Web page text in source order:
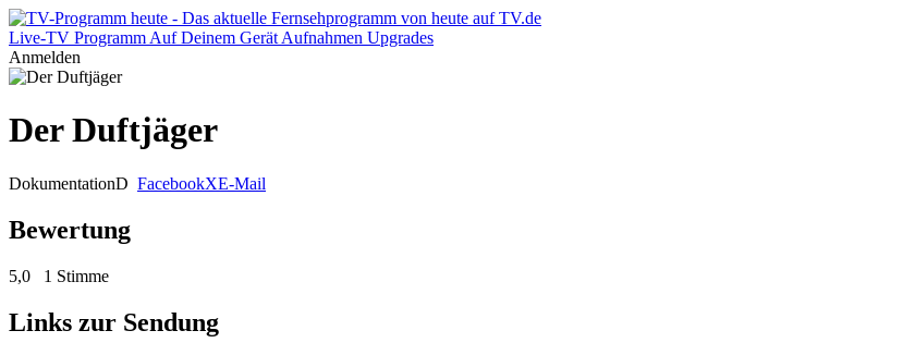
Live-TV Programm Auf Deinem Gerät Aufnahmen Upgrades
Anmelden
Der Duftjäger
DokumentationD FacebookXE-Mail
Bewertung
5,0 1 Stimme
Links zur Sendung